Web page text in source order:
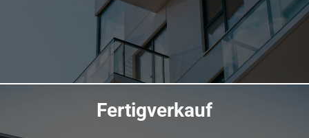
Fertigverkauf